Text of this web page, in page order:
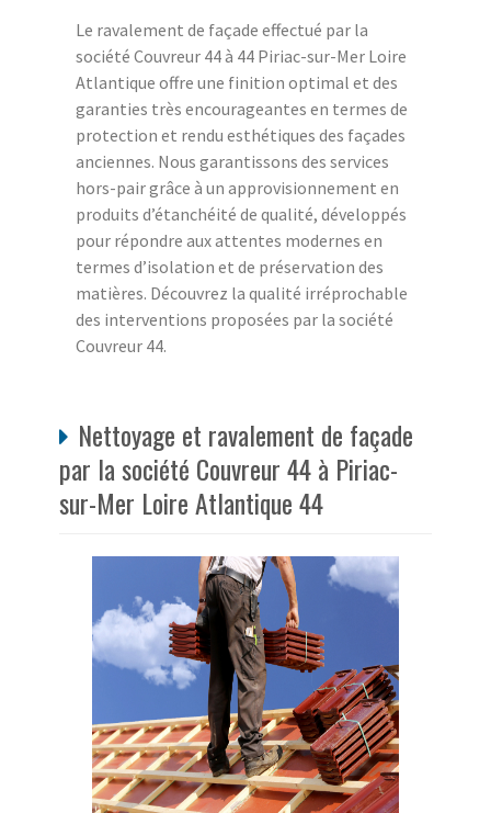
Le ravalement de façade effectué par la
société Couvreur 44 à 44 Piriac-sur-Mer Loire
Atlantique offre une finition optimal et des
garanties très encourageantes en termes de
protection et rendu esthétiques des façades
anciennes. Nous garantissons des services
hors-pair grâce à un approvisionnement en
produits d’étanchéité de qualité, développés
pour répondre aux attentes modernes en
termes d’isolation et de préservation des
matières. Découvrez la qualité irréprochable
des interventions proposées par la société
Couvreur 44.
Nettoyage et ravalement de façade
par la société Couvreur 44 à Piriac-
sur-Mer Loire Atlantique 44